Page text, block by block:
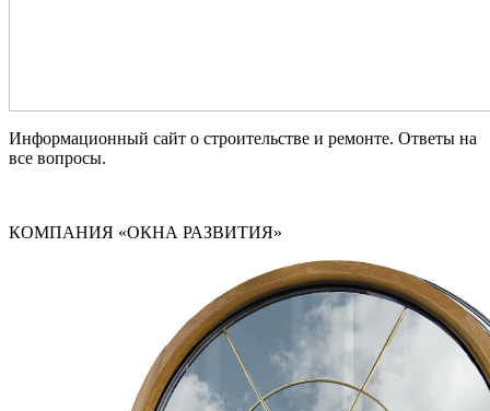
Информационный сайт о строительстве и ремонте. Ответы на
все вопросы.
КОМПАНИЯ «ОКНА РАЗВИТИЯ»